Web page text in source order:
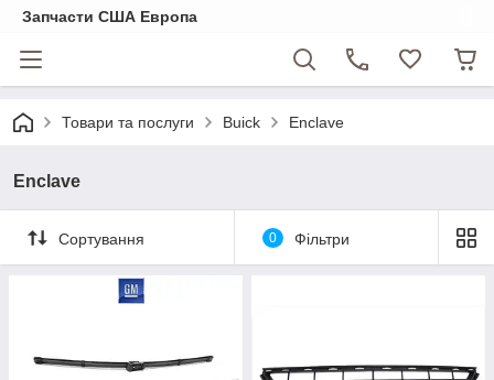
Запчасти США Европа
Товари та послуги Buick Enclave
Enclave
Сортування 0 Фільтри